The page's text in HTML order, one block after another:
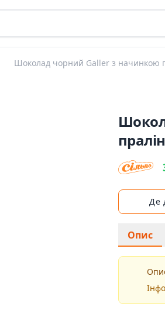
Шоколад чорний Galler з начинкою
Де
Опис